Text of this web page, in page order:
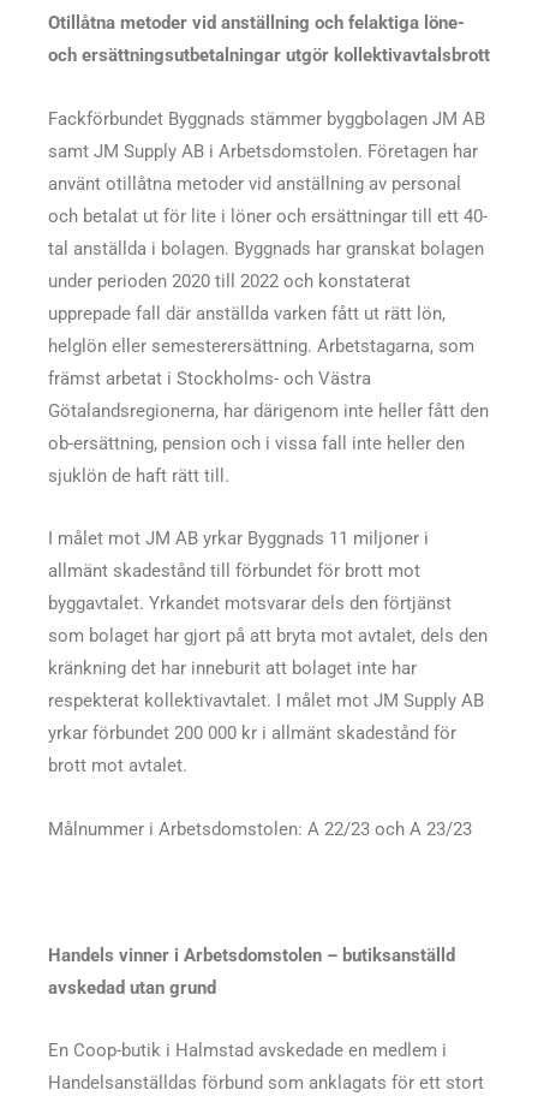
Otillåtna metoder vid anställning och felaktiga löne-
och ersättningsutbetalningar utgör kollektivavtalsbrott
Fackförbundet Byggnads stämmer byggbolagen JM AB
samt JM Supply AB i Arbetsdomstolen. Företagen har
använt otillåtna metoder vid anställning av personal
och betalat ut för lite i löner och ersättningar till ett 40-
tal anställda i bolagen. Byggnads har granskat bolagen
under perioden 2020 till 2022 och konstaterat
upprepade fall där anställda varken fått ut rätt lön,
helglön eller semesterersättning. Arbetstagarna, som
främst arbetat i Stockholms- och Västra
Götalandsregionerna, har därigenom inte heller fått den
ob-ersättning, pension och i vissa fall inte heller den
sjuklön de haft rätt till.
I målet mot JM AB yrkar Byggnads 11 miljoner i
allmänt skadestånd till förbundet för brott mot
byggavtalet. Yrkandet motsvarar dels den förtjänst
som bolaget har gjort på att bryta mot avtalet, dels den
kränkning det har inneburit att bolaget inte har
respekterat kollektivavtalet. I målet mot JM Supply AB
yrkar förbundet 200 000 kr i allmänt skadestånd för
brott mot avtalet.
Målnummer i Arbetsdomstolen: A 22/23 och A 23/23
Handels vinner i Arbetsdomstolen – butiksanställd
avskedad utan grund
En Coop-butik i Halmstad avskedade en medlem i
Handelsanställdas förbund som anklagats för ett stort